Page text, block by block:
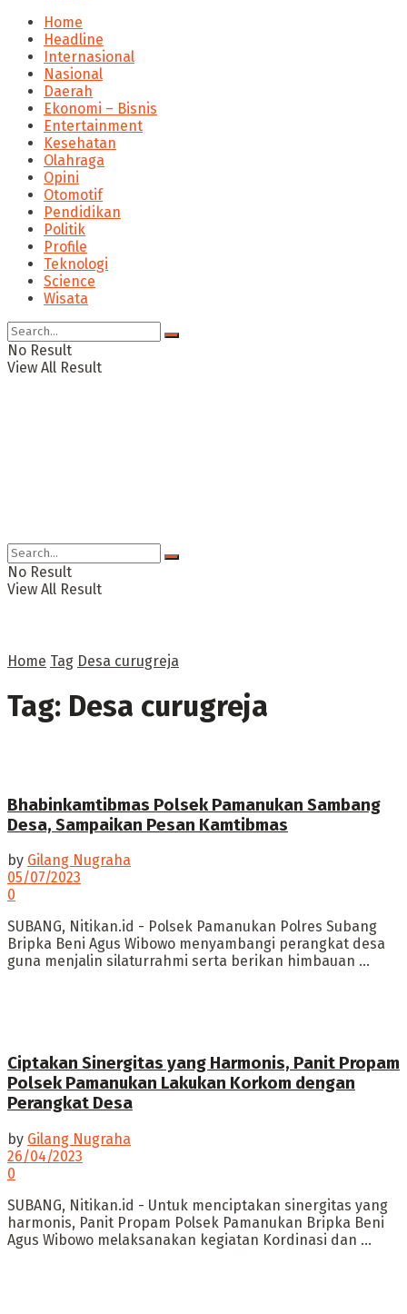
Home
Headline
Internasional
Nasional
Daerah
Ekonomi – Bisnis
Entertainment
Kesehatan
Olahraga
Opini
Otomotif
Pendidikan
Politik
Profile
Teknologi
Science
Wisata
No Result
View All Result
No Result
View All Result
Home Tag Desa curugreja
Tag: Desa curugreja
Bhabinkamtibmas Polsek Pamanukan Sambang
Desa, Sampaikan Pesan Kamtibmas
by Gilang Nugraha
05/07/2023
0
SUBANG, Nitikan.id - Polsek Pamanukan Polres Subang
Bripka Beni Agus Wibowo menyambangi perangkat desa
guna menjalin silaturrahmi serta berikan himbauan ...
Ciptakan Sinergitas yang Harmonis, Panit Propam
Polsek Pamanukan Lakukan Korkom dengan
Perangkat Desa
by Gilang Nugraha
26/04/2023
0
SUBANG, Nitikan.id - Untuk menciptakan sinergitas yang
harmonis, Panit Propam Polsek Pamanukan Bripka Beni
Agus Wibowo melaksanakan kegiatan Kordinasi dan ...